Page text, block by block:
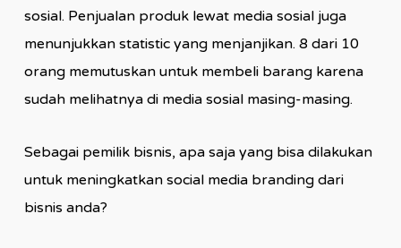
sosial. Penjualan produk lewat media sosial juga
menunjukkan statistic yang menjanjikan. 8 dari 10
orang memutuskan untuk membeli barang karena
sudah melihatnya di media sosial masing-masing.
Sebagai pemilik bisnis, apa saja yang bisa dilakukan
untuk meningkatkan social media branding dari
bisnis anda?